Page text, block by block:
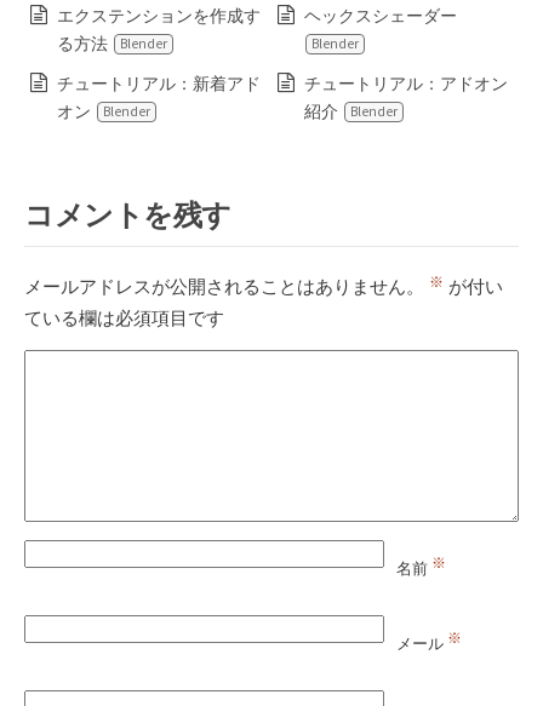
エクステンションを作成す
る方法
Blender
ヘックスシェーダー
Blender
チュートリアル：新着アド
オン
Blender
チュートリアル：アドオン
紹介
Blender
コメントを残す
メールアドレスが公開されることはありません。 ※ が付い
ている欄は必須項目です
名前 ※
メール ※